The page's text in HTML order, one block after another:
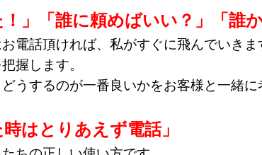
！」「誰に頼めばいい？」「誰
電話頂ければ、私がすぐに飛んでいき
握します。
うするのが一番良いかをお客様と一緒に
時はとりあえず電話」